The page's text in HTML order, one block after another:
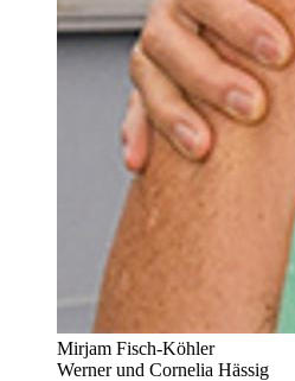
Mirjam Fisch-Köhler
Werner und Cornelia Hässig